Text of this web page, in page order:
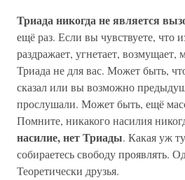
Триада никогда не является
ещё раз. Если вы чувствуете, что
раздражает, угнетает, возмущает,
Триада не для вас. Может быть,
сказал или вы возможно
прослушали. Может быть, ещё
Помните, никакого насилия
насилие, нет Триады. Какая уж
собираетесь свободу проявлять.
Теоретически друзья.